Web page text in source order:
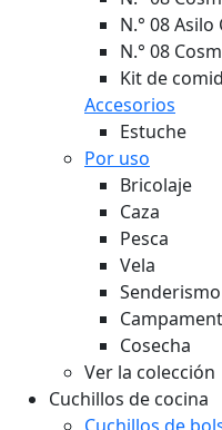
N.° 08
Kit de
Accesorios
Estuche
Por uso
Bricolaje
Caza
Pesca
Vela
Senderismo
Campamento
Cosecha
Ver la colección
Cuchillos de cocina
Cuchillos de